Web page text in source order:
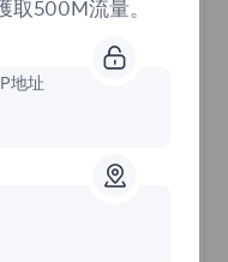
取500M流量。
地址